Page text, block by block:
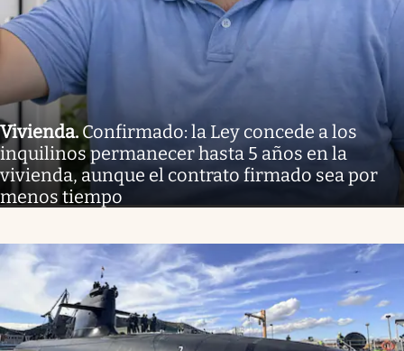
Vivienda.Confirmado: la Ley concede a los
inquilinos permanecer hasta 5 años en la
vivienda, aunque el contrato firmado sea por
menos tiempo